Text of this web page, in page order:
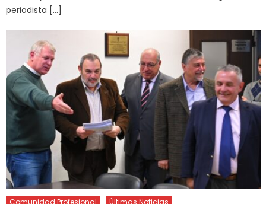
periodista […]
Comunidad Profesional Últimas Noticias